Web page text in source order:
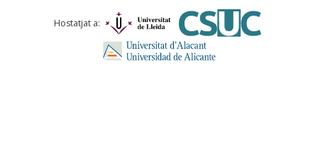
Comentari *
Hostatjat a: